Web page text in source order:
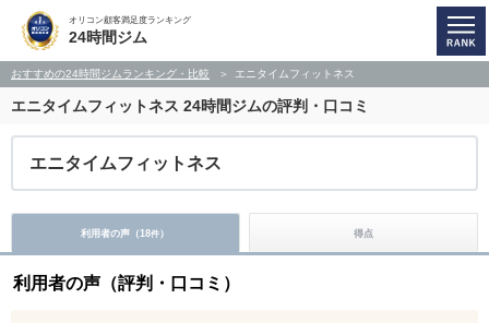
オリコン顧客満足度ランキング
24時間ジム
おすすめの24時間ジムランキング・比較 エニタイムフィットネス
エニタイムフィットネス 24時間ジムの評判・口コミ
エニタイムフィットネス
利用者の声（18件） 得点
利用者の声（評判・口コミ）